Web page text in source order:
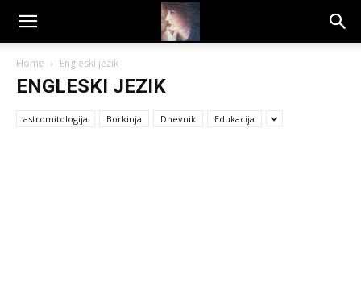
Dragana
Amarilis
Home Engleski jezik
ENGLESKI JEZIK
astromitologija Borkinja Dnevnik Edukacija